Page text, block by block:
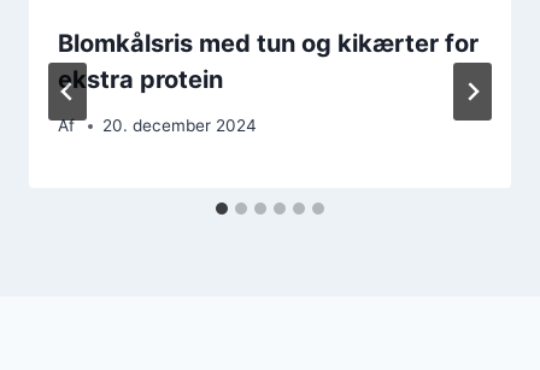
Blomkålsris med tun og kikærter for
ekstra protein
Af 20. december 2024